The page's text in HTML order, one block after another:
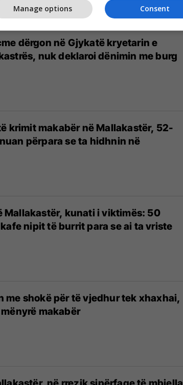
dërgon në Gjykatë kryetarin e
nuk deklaroi dënimin me burg
krimit makabër në Mallakastër, 52-
përpara se ta hidhnin në
Mallakastër, kunati i viktimës: 50
nipit të burrit para se ai ta vriste
me shokë për të vjedhur tek xhaxhai,
makabër
Consent
Manage options